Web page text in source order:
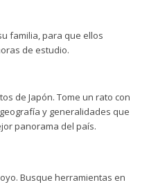
familia, para que ellos
de estudio.
de Japón. Tome un rato con
y generalidades que
panorama del país.
Busque herramientas en